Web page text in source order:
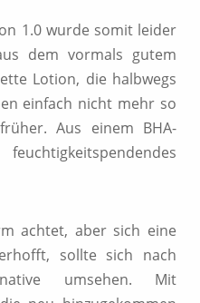
1.0 wurde somit leider
dem vormals gutem
Lotion, die halbwegs
einfach nicht mehr so
Aus einem BHA-
achtet, aber sich eine
sollte sich nach
umsehen. Mit